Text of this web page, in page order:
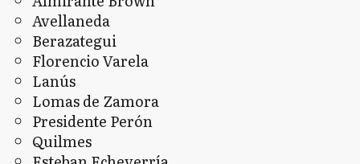
Avellaneda
Berazategui
Florencio Varela
Lanús
Lomas de Zamora
Presidente Perón
Quilmes